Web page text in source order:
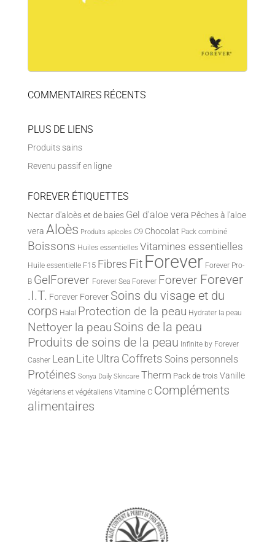
COMMENTAIRES RÉCENTS
PLUS DE LIENS
Produits sains
Revenu passif en ligne
FOREVER ÉTIQUETTES
Nectar d'aloès et de baies Gel d'aloe vera Pêches à l'aloe
vera Aloès Produits apicoles C9 Chocolat Pack combiné
Boissons Huiles essentielles Vitamines essentielles
Huile essentielle F15 Fibres Fit Forever Forever Pro-
B GelForever Forever Sea Forever Forever Forever
.I.T. Forever Forever Soins du visage et du
corps Halal Protection de la peau Hydrater la peau
Nettoyer la peau Soins de la peau
Produits de soins de la peau Infinite by Forever
Casher Lean Lite Ultra Coffrets Soins personnels
Protéines Sonya Daily Skincare Therm Pack de trois Vanille
Végétariens et végétaliens Vitamine C Compléments
alimentaires